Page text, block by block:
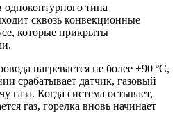
типа
сквозь конвекционные
которые прикрыты
нагревается не более +90 ºС,
срабатывает датчик, газовый
газа. Когда система остывает,
газ, горелка вновь начинает